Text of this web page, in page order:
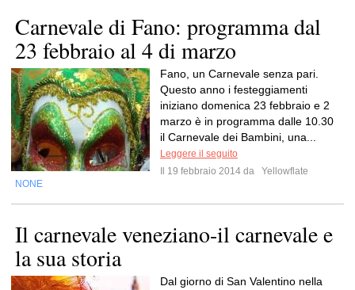
Carnevale di Fano: programma dal
23 febbraio al 4 di marzo
Fano, un Carnevale senza pari.
Questo anno i festeggiamenti
iniziano domenica 23 febbraio e 2
marzo è in programma dalle 10.30
il Carnevale dei Bambini, una...
Leggere il seguito
Il 19 febbraio 2014 da
Yellowflate
NONE
Il carnevale veneziano-il carnevale e
la sua storia
Dal giorno di San Valentino nella